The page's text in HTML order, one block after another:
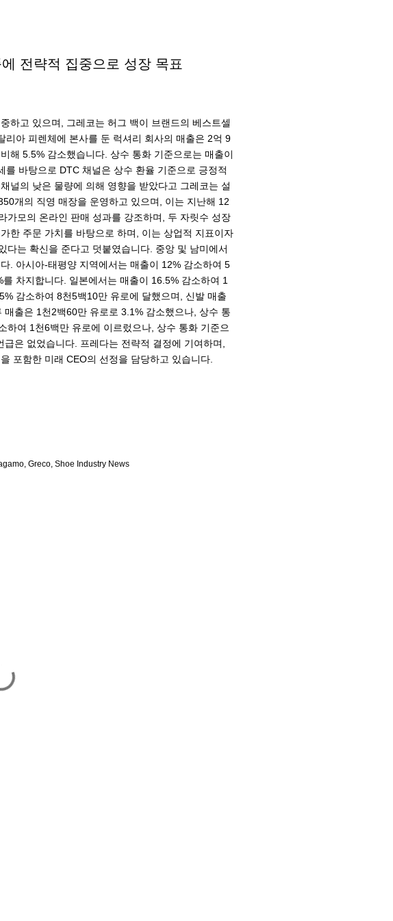
전략적 집중으로 성장 목표
하고 있으며, 그레코는 허그 백이 브랜드의 베스트셀
아 피렌체에 본사를 둔 럭셔리 회사의 매출은 2억 9
해 5.5% 감소했습니다. 상수 통화 기준으로는 매출이
바탕으로 DTC 채널은 상수 환율 기준으로 긍정적
널의 낮은 물량에 의해 영향을 받았다고 그레코는 설
개의 직영 매장을 운영하고 있으며, 이는 지난해 12
가모의 온라인 판매 성과를 강조하며, 두 자릿수 성장
한 주문 가치를 바탕으로 하며, 이는 상업적 지표이자
다는 확신을 준다고 덧붙였습니다. 중앙 및 남미에서
. 아시아-태평양 지역에서는 매출이 12% 감소하여 5
차지합니다. 일본에서는 매출이 16.5% 감소하여 1
감소하여 8천5백10만 유로에 달했으며, 신발 매출
출은 1천2백60만 유로로 3.1% 감소했으나, 상수 통
하여 1천6백만 유로에 이르렀으나, 상수 통화 기준으
은 없었습니다. 프레다는 전략적 결정에 기여하며,
포함한 미래 CEO의 선정을 담당하고 있습니다.
Greco Shoe Industry News